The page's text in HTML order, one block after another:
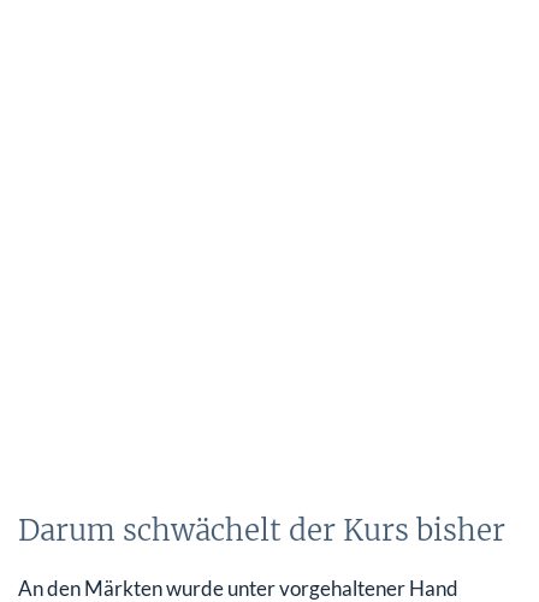
Darum schwächelt der Kurs bisher
An den Märkten wurde unter vorgehaltener Hand